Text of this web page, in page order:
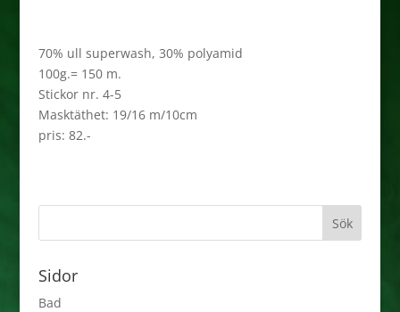
70% ull superwash, 30% polyamid
100g.= 150 m.
Stickor nr. 4-5
Masktäthet: 19/16 m/10cm
pris: 82.-
Sidor
Bad